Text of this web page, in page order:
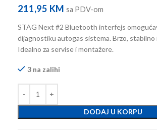
211,95 KM sa PDV-om
STAG Next #2 Bluetooth interfejs
dijagnostiku autogas sistema. Brzo, stabilno
Idealno za servise i montažere.
3 na zalihi
DODAJ U KORPU